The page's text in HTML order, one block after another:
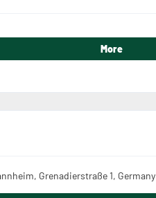
More
Grenadierstraße 1, Germany